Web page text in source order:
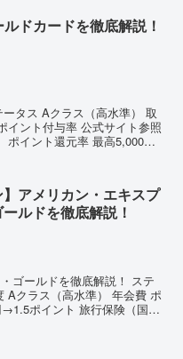
ドカードを徹底解説！
タス Aクラス（高水準） 取
イント付与率 公式サイト参照
イント還元率 最高5,000万
】アメリカン・エキスプ
ルドを徹底解説！
ゴールドを徹底解説！ ステ
Aクラス（高水準） 年会費 ポ
ポイント 旅行保険（国